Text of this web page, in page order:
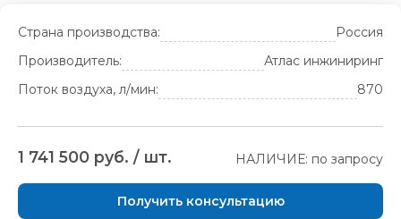
Страна производства:
Россия
Производитель:
Атлас инжиниринг
Поток воздуха, л/мин:
870
1 741 500 руб. / шт. НАЛИЧИЕ: по запросу
Получить консультацию